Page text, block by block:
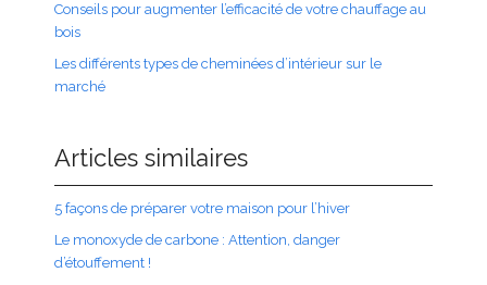
Conseils pour augmenter l’efficacité de votre chauffage au
bois
Les différents types de cheminées d’intérieur sur le
marché
Articles similaires
5 façons de préparer votre maison pour l’hiver
Le monoxyde de carbone : Attention, danger
d’étouffement !